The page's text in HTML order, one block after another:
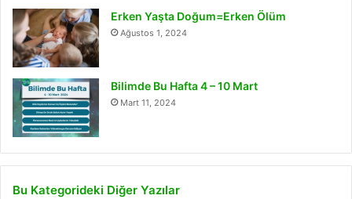
Erken Yaşta Doğum=Erken Ölüm
Ağustos 1, 2024
Bilimde Bu Hafta 4 – 10 Mart
Mart 11, 2024
Bu Kategorideki Diğer Yazılar